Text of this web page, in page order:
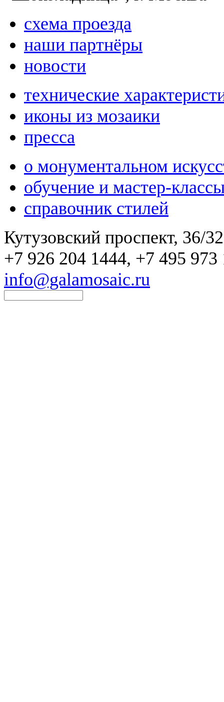
схема проезда
наши партнёры
новости
технические
иконы из мозаики
пресса
о монументальном
обучение и мастер-
справочник стилей
Кутузовский проспект, 36/
+7 926 204 1444, +7 495 973
info@galamosaic.ru